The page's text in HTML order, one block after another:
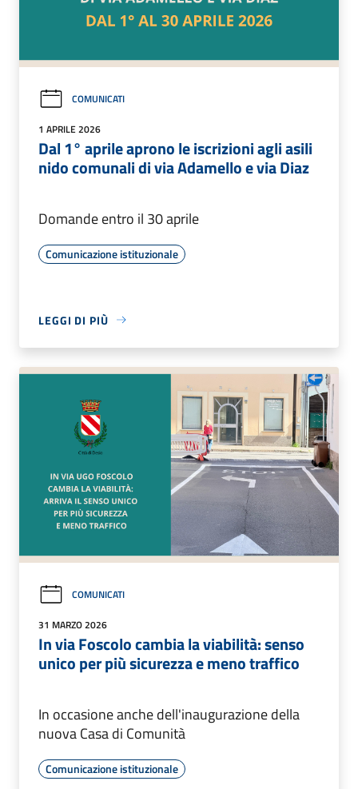
COMUNICATI
1 APRILE 2026
Dal 1° aprile aprono le iscrizioni agli asili
nido comunali di via Adamello e via Diaz
Domande entro il 30 aprile
Comunicazione istituzionale
LEGGI DI PIÙ
COMUNICATI
31 MARZO 2026
In via Foscolo cambia la viabilità: senso
unico per più sicurezza e meno traffico
In occasione anche dell'inaugurazione della
nuova Casa di Comunità
Comunicazione istituzionale